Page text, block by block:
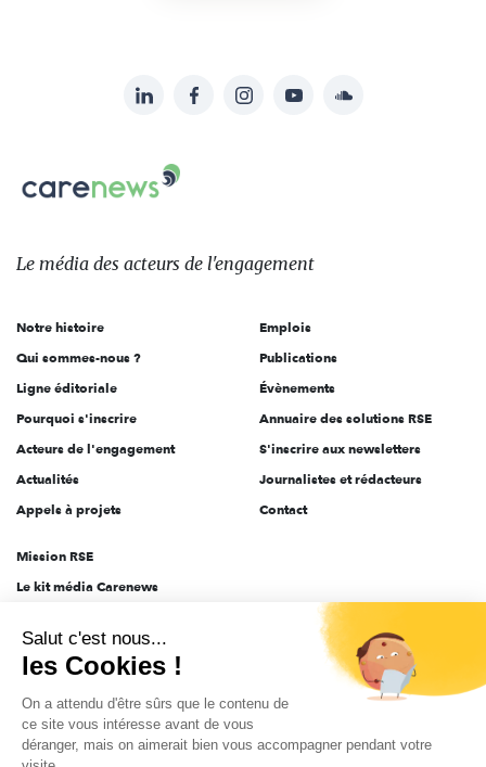
sur:
LinkedInFacebookInstagramYouTubeSoundcloud
Le
des
l'engagement
Le média des acteurs de l'engagement
Notre histoire
Qui sommes-nous ?
Ligne éditoriale
Pourquoi s'inscrire
Acteurs de l'engagement
Actualités
Appels à projets
Emplois
Publications
Évènements
Annuaire des solutions RSE
S'inscrire aux newsletters
Journalistes et rédacteurs
Contact
Mission RSE
Le kit média Carenews
AEF info
Novethic
PRODURABLE
Inclusiv Day
Salut c'est nous...
les Cookies !
On a attendu d'être sûrs que le contenu de
ce site vous intéresse avant de vous
déranger, mais on aimerait bien vous accompagner pendant votre